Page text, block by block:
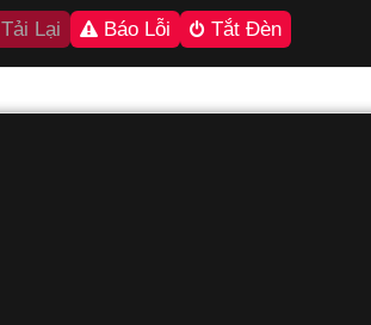
Tải Lại Báo Lỗi Tắt Đèn